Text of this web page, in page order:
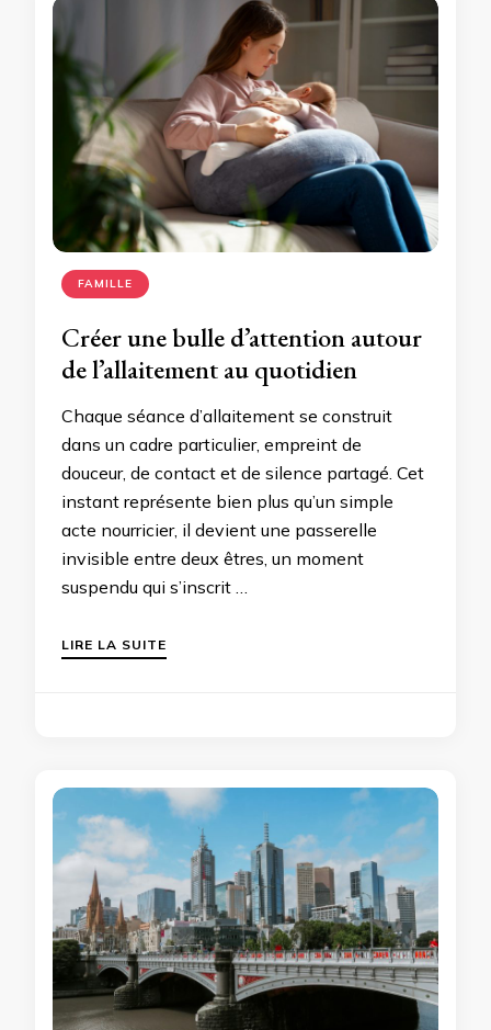
FAMILLE
Créer une bulle d’attention autour
de l’allaitement au quotidien
Chaque séance d’allaitement se construit
dans un cadre particulier, empreint de
douceur, de contact et de silence partagé. Cet
instant représente bien plus qu’un simple
acte nourricier, il devient une passerelle
invisible entre deux êtres, un moment
suspendu qui s’inscrit …
LIRE LA SUITE